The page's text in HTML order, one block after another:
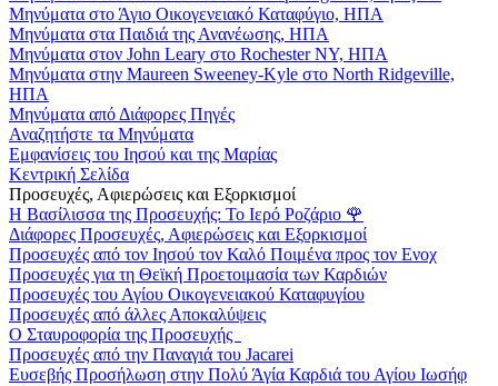
Μηνύματα στο Άγιο Οικογενειακό Καταφύγιο, ΗΠΑ
Μηνύματα στα Παιδιά της Ανανέωσης, ΗΠΑ
Μηνύματα στον John Leary στο Rochester NY, ΗΠΑ
Μηνύματα στην Maureen Sweeney-Kyle στο North Ridgeville,
ΗΠΑ
Μηνύματα από Διάφορες Πηγές
Αναζητήστε τα Μηνύματα
Εμφανίσεις του Ιησού και της Μαρίας
Κεντρική Σελίδα
Προσευχές, Αφιερώσεις και Εξορκισμοί
Η Βασίλισσα της Προσευχής: Το Ιερό Ροζάριο 🌹
Διάφορες Προσευχές, Αφιερώσεις και Εξορκισμοί
Προσευχές από τον Ιησού τον Καλό Ποιμένα προς τον Ενοχ
Προσευχές για τη Θεϊκή Προετοιμασία των Καρδιών
Προσευχές του Αγίου Οικογενειακού Καταφυγίου
Προσευχές από άλλες Αποκαλύψεις
Ο Σταυροφορία της Προσευχής
Προσευχές από την Παναγιά του Jacarei
Ευσεβής Προσήλωση στην Πολύ Άγία Καρδιά του Αγίου Ιωσήφ